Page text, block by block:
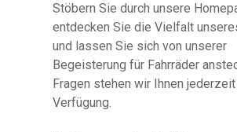
Stöbern Sie durch unsere
entdecken Sie die Vielfalt
und lassen Sie sich von unserer
Begeisterung für Fahrräder
Fragen stehen wir Ihnen
Verfügung.